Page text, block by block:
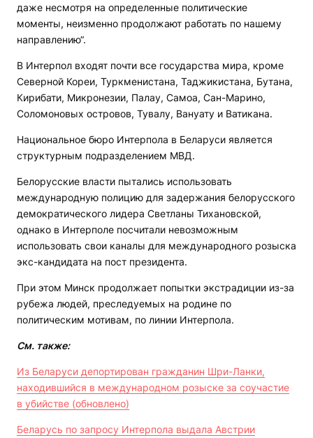
даже несмотря на определенные политические
моменты, неизменно продолжают работать по нашему
направлению“.
В Интерпол входят почти все государства мира, кроме
Северной Кореи, Туркменистана, Таджикистана, Бутана,
Кирибати, Микронезии, Палау, Самоа, Сан-Марино,
Соломоновых островов, Тувалу, Вануату и Ватикана.
Национальное бюро Интерпола в Беларуси является
структурным подразделением МВД.
Белорусские власти пытались использовать
международную полицию для задержания белорусского
демократического лидера Светланы Тихановской,
однако в Интерполе посчитали невозможным
использовать свои каналы для международного розыска
экс-кандидата на пост президента.
При этом Минск продолжает попытки экстрадиции из-за
рубежа людей, преследуемых на родине по
политическим мотивам, по линии Интерпола.
См. также:
Из Беларуси депортирован гражданин Шри-Ланки,
находившийся в международном розыске за соучастие
в убийстве (обновлено)
Беларусь по запросу Интерпола выдала Австрии